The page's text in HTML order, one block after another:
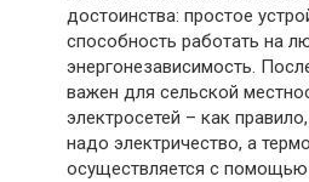
достоинства: простое
способность работать на
энергонезависимость.
важен для сельской
электросетей – как
надо электричество, а
осуществляется с помощью